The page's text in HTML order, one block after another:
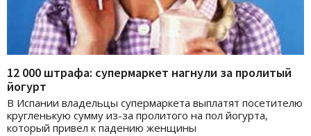
12 000 штрафа: супермаркет нагнули за пролитый
йогурт
В Испании владельцы супермаркета выплатят посетителю
кругленькую сумму из-за пролитого на пол йогурта,
который привел к падению женщины